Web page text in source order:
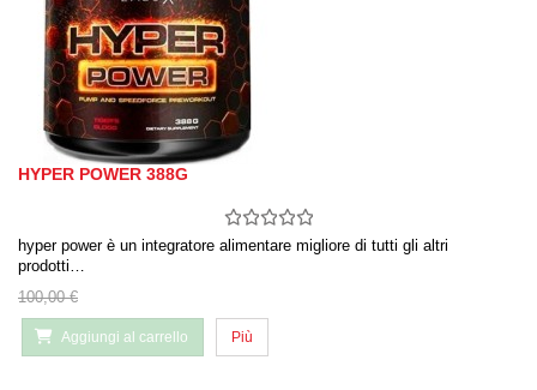
HYPER POWER 388G
hyper power è un integratore alimentare migliore di tutti gli altri
prodotti…
100,00 €
Aggiungi al carrello Più